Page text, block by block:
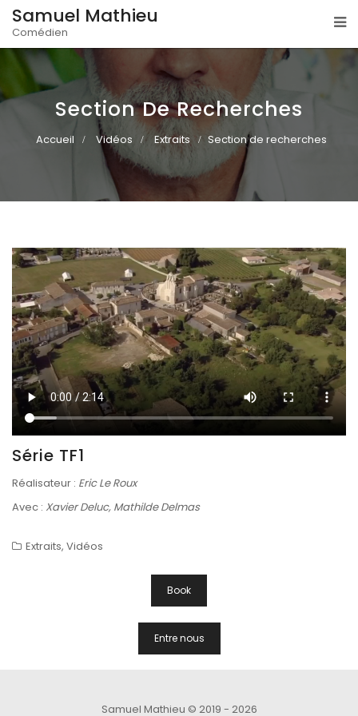
Section De Recherches
Accueil Vidéos Extraits Section de recherches
Série TF1
Réalisateur : Eric Le Roux
Avec : Xavier Deluc, Mathilde Delmas
Extraits, Vidéos
Book
Entre nous
Samuel Mathieu
Comédien
Samuel Mathieu © 2019 - 2026